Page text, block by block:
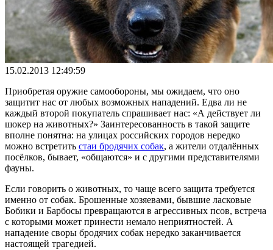
15.02.2013 12:49:59
Приобретая оружие самообороны, мы ожидаем, что оно
защитит нас от любых возможных нападений. Едва ли не
каждый второй покупатель спрашивает нас: «А действует ли
шокер на животных?» Заинтересованность в такой защите
вполне понятна: на улицах российских городов нередко
можно встретить стаи бродячих собак, а жители отдалённых
посёлков, бывает, «общаются» и с другими представителями
фауны.
Если говорить о животных, то чаще всего защита требуется
именно от собак. Брошенные хозяевами, бывшие ласковые
Бобики и Барбосы превращаются в агрессивных псов, встреча
с которыми может принести немало неприятностей. А
нападение своры бродячих собак нередко заканчивается
настоящей трагедией.